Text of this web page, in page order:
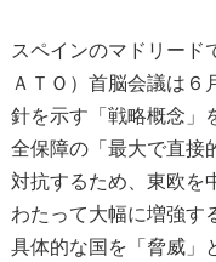
スペインのマドリード
ＡＴＯ）首脳会議は６
針を示す「戦略概念」
全保障の「最大で直接
対抗するため、東欧を
わたって大幅に増強す
具体的な国を「脅威」